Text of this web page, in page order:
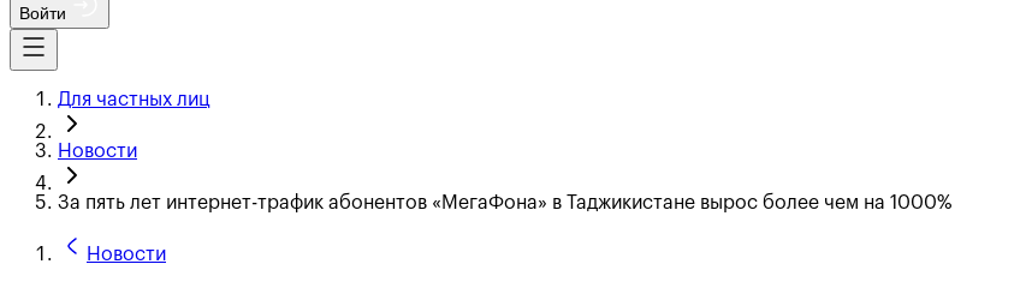
Войти
Для частных лиц
Новости
За пять лет интернет-трафик абонентов «МегаФона» в Таджикистане вырос более чем на 1000%
Новости